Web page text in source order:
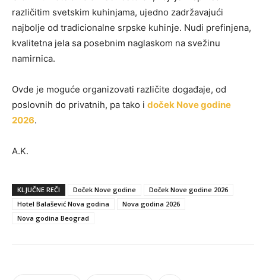
različitim svetskim kuhinjama, ujedno zadržavajući
najbolje od tradicionalne srpske kuhinje. Nudi prefinjena,
kvalitetna jela sa posebnim naglaskom na svežinu
namirnica.
Ovde je moguće organizovati različite događaje, od
poslovnih do privatnih, pa tako i doček Nove godine
2026.
A.K.
KLJUČNE REČI Doček Nove godine
Doček Nove godine 2026
Hotel Balašević Nova godina
Nova godina 2026
Nova godina Beograd